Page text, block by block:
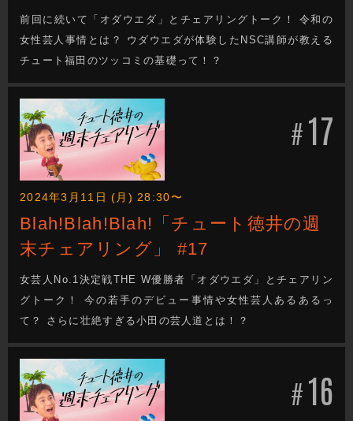
前回に続いて「オダウエダ」とチェアリングトーク！ 令和の
女性芸人事情とは？ ウダウエダが体験したNSC講師が教える
チュート福田のツッコミの基礎って！？
#17
2024年3月11日 (月) 28:30〜
Blah!Blah!Blah!「チュート徳井の週
末チェアリング」 #17
女芸人No.1決定戦THE W優勝者「オダウエダ」とチェアリン
グトーク！ 今の若手のデビュー事情や女性芸人あるあるっ
て？ さらに壮絶すぎる小田の芸人道とは！？
#16